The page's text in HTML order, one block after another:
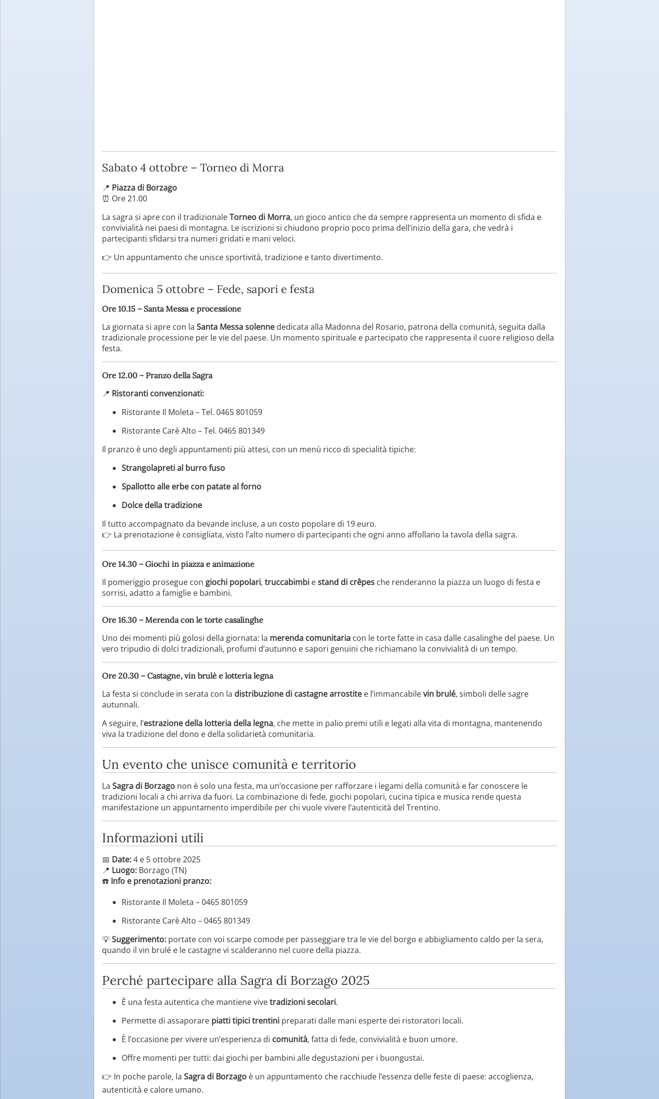
Sabato 4 ottobre – Torneo di Morra
📍 Piazza di Borzago
⏰ Ore 21.00
La sagra si apre con il tradizionaleTorneo di Morra, un gioco antico che da sempre rappresenta un momento di sfida e
convivialità nei paesi di montagna. Le iscrizioni si chiudono proprio poco prima dell’inizio della gara, che vedrà i
partecipanti sfidarsi tra numeri gridati e mani veloci.
👉 Un appuntamento che unisce sportività, tradizione e tanto divertimento.
Domenica 5 ottobre – Fede, sapori e festa
Ore 10.15 – Santa Messa e processione
La giornata si apre con la Santa Messa solenne dedicata alla Madonna del Rosario, patrona della comunità, seguita dalla
tradizionale processione per le vie del paese. Un momento spirituale e partecipato che rappresenta il cuore religioso della
festa.
Ore 12.00 – Pranzo della Sagra
📍 Ristoranti convenzionati:
Ristorante Il Moleta – Tel. 0465 801059
Ristorante Carè Alto – Tel. 0465 801349
Il pranzo è uno degli appuntamenti più attesi, con un menù ricco di specialità tipiche:
Strangolapreti al burro fuso
Spallotto alle erbe con patate al forno
Dolce della tradizione
Il tutto accompagnato da bevande incluse, a un costo popolare di 19 euro.
👉 La prenotazione è consigliata, visto l’alto numero di partecipanti che ogni anno affollano la tavola della sagra.
Ore 14.30 – Giochi in piazza e animazione
Il pomeriggio prosegue con giochi popolari, truccabimbi estand di crêpes che renderanno la piazza un luogo di festa e
sorrisi, adatto a famiglie e bambini.
Ore 16.30 – Merenda con le torte casalinghe
Uno dei momenti più golosi della giornata: la merenda comunitaria con le torte fatte in casa dalle casalinghe del paese. Un
vero tripudio di dolci tradizionali, profumi d’autunno e sapori genuini che richiamano la convivialità di un tempo.
Ore 20.30 – Castagne, vin brulè e lotteria legna
La festa si conclude in serata con la distribuzione di castagne arrostite e l’immancabilevin brulé, simboli delle sagre
autunnali.
A seguire, l’estrazione della lotteria della legna, che mette in palio premi utili e legati alla vita di montagna, mantenendo
viva la tradizione del dono e della solidarietà comunitaria.
Un evento che unisce comunità e territorio
La Sagra di Borzago non è solo una festa, ma un’occasione per rafforzare i legami della comunità e far conoscere le
tradizioni locali a chi arriva da fuori. La combinazione di fede, giochi popolari, cucina tipica e musica rende questa
manifestazione un appuntamento imperdibile per chi vuole vivere l’autenticità del Trentino.
Informazioni utili
📅 Date:4 e 5 ottobre 2025
📍 Luogo: Borzago (TN)
☎️ Info e prenotazioni pranzo:
Ristorante Il Moleta – 0465 801059
Ristorante Carè Alto – 0465 801349
💡Suggerimento: portate con voi scarpe comode per passeggiare tra le vie del borgo e abbigliamento caldo per la sera,
quando il vin brulé e le castagne vi scalderanno nel cuore della piazza.
Perché partecipare alla Sagra di Borzago 2025
È una festa autentica che mantiene vivetradizioni secolari.
Permette di assaporare piatti tipici trentini preparati dalle mani esperte dei ristoratori locali.
È l’occasione per vivere un’esperienza di comunità, fatta di fede, convivialità e buon umore.
Offre momenti per tutti: dai giochi per bambini alle degustazioni per i buongustai.
👉 In poche parole, la Sagra di Borzago è un appuntamento che racchiude l’essenza delle feste di paese: accoglienza,
autenticità e calore umano.